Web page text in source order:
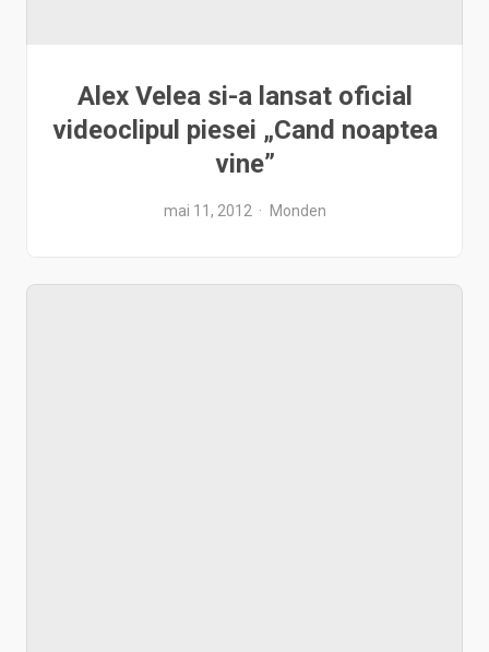
Alex Velea si-a lansat oficial
videoclipul piesei „Cand noaptea
vine”
mai 11, 2012 Monden